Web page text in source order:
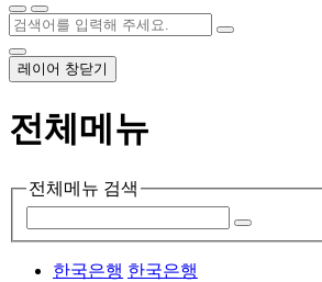
레이어 창닫기
전체메뉴
전체메뉴 검색
한국은행 한국은행